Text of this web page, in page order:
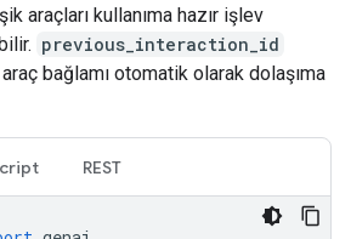
araçları kullanıma hazır işlev
previous_interaction_id
bağlamı otomatik olarak dolaşıma
REST